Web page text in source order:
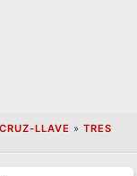
LLAVE » TRES